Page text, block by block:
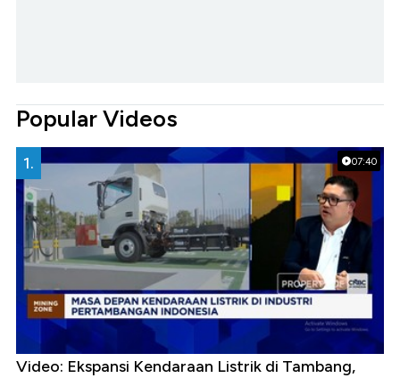
Popular Videos
07:40
1.
Video: Ekspansi Kendaraan Listrik di Tambang,